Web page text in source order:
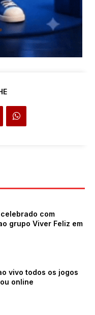
com
grupo Viver Feliz em
vivo todos os jogos
online